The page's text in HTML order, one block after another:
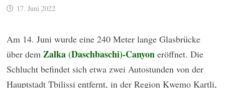
17. Juni 2022
Am 14. Juni wurde eine 240 Meter lange Glasbrücke
über dem Zalka (Daschbaschi)-Canyoneröffnet. Die
Schlucht befindet sich etwa zwei Autostunden von der
Hauptstadt Tbilissi entfernt, in der Region Kwemo Kartli,